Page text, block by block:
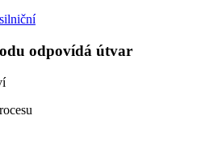
odpovídá útvar